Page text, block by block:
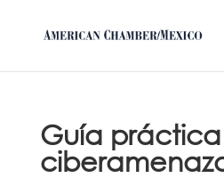
Guía